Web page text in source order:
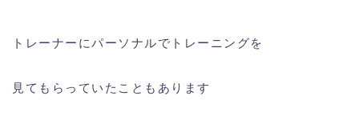
トレーナーにパーソナルでトレーニングを
見てもらっていたこともあります